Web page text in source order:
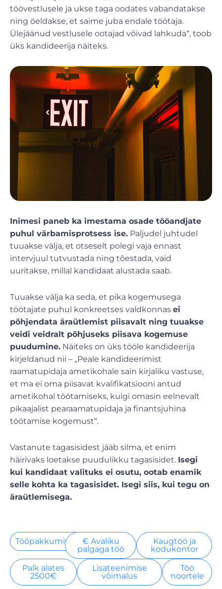
töövestlusele ja ukse taga oodates vabandatakse
ning öeldakse, et saime juba endale töötaja.
Ülejäänud vestlusele ootajad võivad lahkuda“, toob
üks kandideerija näiteks.
Inimesi paneb ka imestama osade tööandjate
puhul värbamisprotsess ise. Paljudel juhtudel
tuuakse välja, et otseselt polegi vaja ennast
intervjuul tutvustada ning tõestada, vaid
uuritakse, millal kandidaat alustada saab.
Tuuakse välja ka seda, et pika kogemusega
töötajate puhul konkreetses valdkonnas ei
põhjendata äraütlemist piisavalt ning tuuakse
veidi veidralt põhjuseks piisava kogemuse
puudumine. Näiteks on üks tööle kandideerija
kirjeldanud nii – „Peale kandideerimist
raamatupidaja ametikohale sain kirjaliku vastuse,
et ma ei oma piisavat kvalifikatsiooni antud
ametikohal töötamiseks, kuigi omasin eelnevalt
pikaajalist pearaamatupidaja ja finantsjuhina
töötamise kogemust“.
Vastanute tagasisidest jääb silma, et enim
häirivaks loetakse puudulikku tagasisidet. Isegi
kui kandidaat valituks ei osutu, ootab enamik
selle kohta ka tagasisidet. Isegi siis, kui tegu on
äraütlemisega.
Tööpakkumised
€ Avaliku
palgaga töö
Kaugtöö ja
kodukontor
Palk alates
2500€
Lisateenimise
võimalus
Töö
noortele